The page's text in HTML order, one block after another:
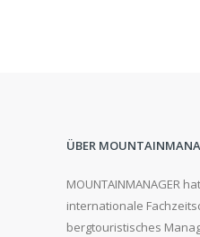
ÜBER
MOUNTAINMANAGER
internationale
bergtouristisches